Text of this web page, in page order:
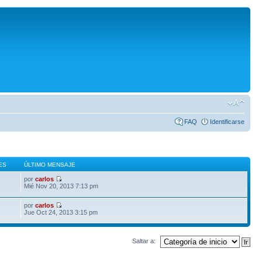
FAQ Identificarse
ÚLTIMO MENSAJE
porcarlos
Mié Nov 20, 2013 7:13 pm
porcarlos
Jue Oct 24, 2013 3:15 pm
Saltar a: